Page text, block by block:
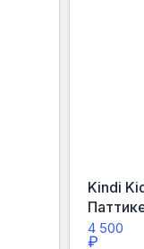
Kindi
4 500
₽